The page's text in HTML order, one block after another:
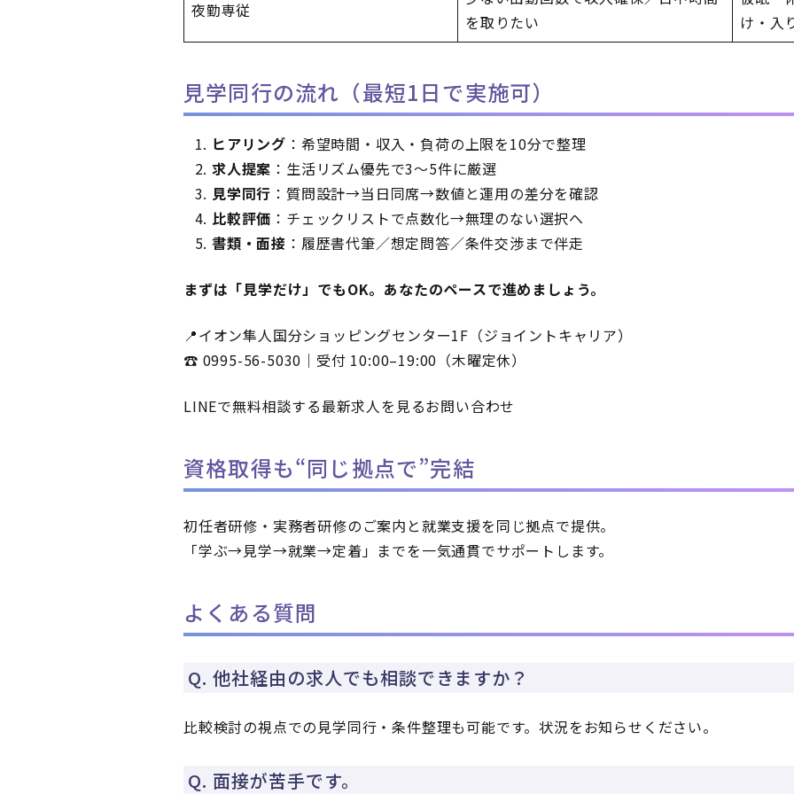
夜勤専従
を取りたい
け・入
見学同行の流れ（最短1日で実施可）
ヒアリング ：希望時間・収入・負荷の上限を10分で整理
求人提案 ：生活リズム優先で3〜5件に厳選
見学同行 ：質問設計→当日同席→数値と運用の差分を確認
比較評価 ：チェックリストで点数化→無理のない選択へ
書類・面接 ：履歴書代筆／想定問答／条件交渉まで伴走
まずは「見学だけ」でもOK。あなたのペースで進めましょう。
📍イオン隼人国分ショッピングセンター1F（ジョイントキャリア）
☎ 0995-56-5030 ｜受付 10:00–19:00（木曜定休）
LINEで無料相談する最新求人を見るお問い合わせ
資格取得も“同じ拠点で”完結
初任者研修・実務者研修のご案内と就業支援を同じ拠点で提供。
「学ぶ→見学→就業→定着」までを一気通貫でサポートします。
よくある質問
Q. 他社経由の求人でも相談できますか？
比較検討の視点での見学同行・条件整理も可能です。状況をお知らせください。
Q. 面接が苦手です。